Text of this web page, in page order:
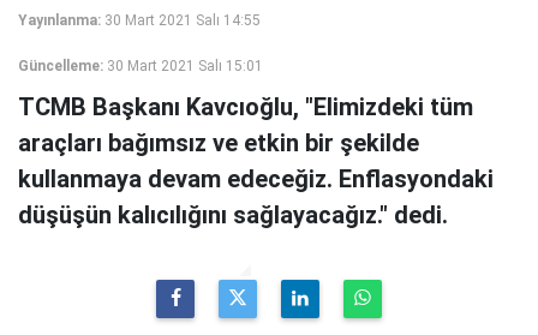
Yayınlanma: 30 Mart 2021 Salı 14:55
Güncelleme: 30 Mart 2021 Salı 15:01
TCMB Başkanı Kavcıoğlu, "Elimizdeki tüm
araçları bağımsız ve etkin bir şekilde
kullanmaya devam edeceğiz. Enflasyondaki
düşüşün kalıcılığını sağlayacağız." dedi.